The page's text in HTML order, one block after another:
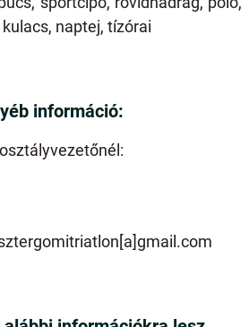
naptej, tízórai
információ: